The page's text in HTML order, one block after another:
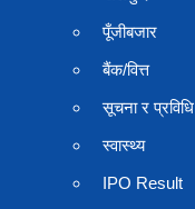
पूँजीबजार
बैंक/वित्त
सूचना र प्रविधि
स्वास्थ्य
IPO Result